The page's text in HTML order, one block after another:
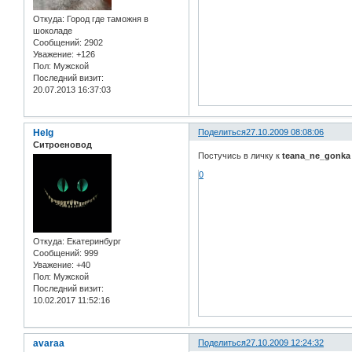
Откуда: Город где таможня в
шоколаде
Сообщений: 2902
Уважение: +126
Пол: Мужской
Последний визит:
20.07.2013 16:37:03
Поделиться27.10.2009 08:08:06
Helg
Ситроеновод
Откуда: Екатеринбург
Сообщений: 999
Уважение: +40
Пол: Мужской
Последний визит:
10.02.2017 11:52:16
Постучись в личку кteana_ne_gonka
0
Поделиться27.10.2009 12:24:32
avaraa